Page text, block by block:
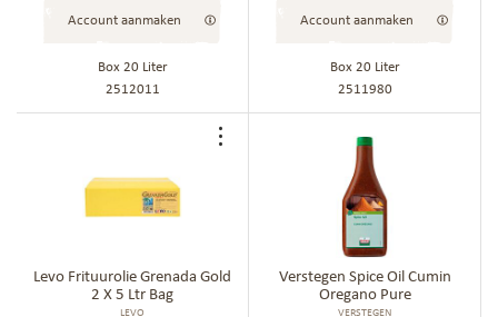
Account aanmaken
Box 20 Liter
2512011
Account aanmaken
Box 20 Liter
2511980
Levo Frituurolie Grenada Gold
2 X 5 Ltr Bag
LEVO
bestellijstVerstegen Spice Oil Cumin
Oregano Pure
VERSTEGEN